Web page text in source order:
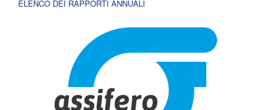
ELENCO DEI RAPPORTI ANNUALI